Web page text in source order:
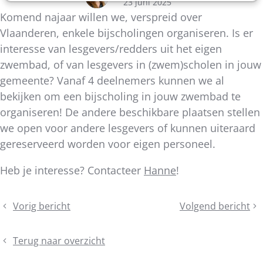
23 juni 2025
Komend najaar willen we, verspreid over
Vlaanderen, enkele bijscholingen organiseren. Is er
interesse van lesgevers/redders uit het eigen
zwembad, of van lesgevers in (zwem)scholen in jouw
gemeente? Vanaf 4 deelnemers kunnen we al
bekijken om een bijscholing in jouw zwembad te
organiseren! De andere beschikbare plaatsen stellen
we open voor andere lesgevers of kunnen uiteraard
gereserveerd worden voor eigen personeel.
Heb je interesse? Contacteer Hanne!
Deel
bericht
Vorig bericht
Bevraging
Netwerk
Volgend bericht
Jaarverslag
Terug naar overzicht